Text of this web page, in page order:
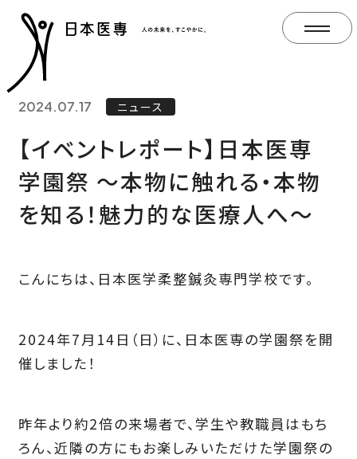
2024.07.17 ニュース
【イベントレポート】日本医専
学園祭 ～本物に触れる・本物
を知る！魅力的な医療人へ～
こんにちは、日本医学柔整鍼灸専門学校です。
2024年7月14日（日）に、日本医専の学園祭を開
催しました！
昨年より約2倍の来場者で、学生や教職員はもち
ろん、近隣の方にもお楽しみいただけた学園祭の